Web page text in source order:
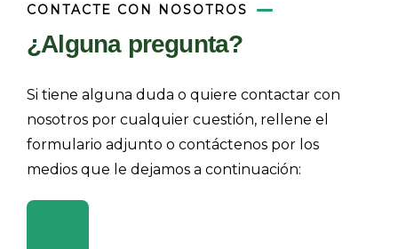
CONTACTE CON NOSOTROS
¿Alguna pregunta?
Si tiene alguna duda o quiere contactar con
nosotros por cualquier cuestión, rellene el
formulario adjunto o contáctenos por los
medios que le dejamos a continuación: